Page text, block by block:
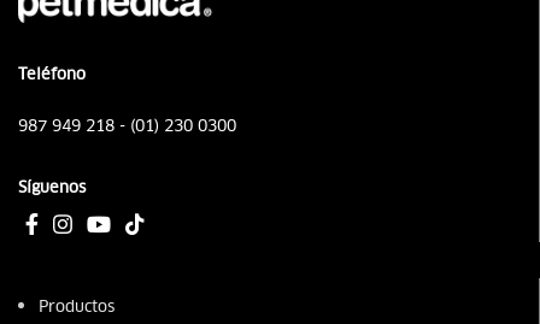
Teléfono
987 949 218 - (01) 230 0300
Síguenos
Productos